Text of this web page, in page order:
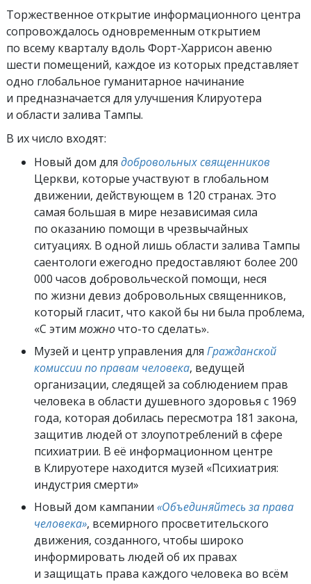
Торжественное открытие информационного центра
сопровождалось одновременным открытием
по всему кварталу вдоль Форт-Харрисон авеню
шести помещений, каждое из которых представляет
одно глобальное гуманитарное начинание
и предназначается для улучшения Клируотера
и области залива Тампы.
В их число входят:
Новый дом для добровольных священников
Церкви, которые участвуют в глобальном
движении, действующем в 120 странах. Это
самая большая в мире независимая сила
по оказанию помощи в чрезвычайных
ситуациях. В одной лишь области залива Тампы
саентологи ежегодно предоставляют более 200
000 часов добровольческой помощи, неся
по жизни девиз добровольных священников,
который гласит, что какой бы ни была проблема,
«С этим можночто-то сделать».
Музей и центр управления для Гражданской
комиссии по правам человека, ведущей
организации, следящей за соблюдением прав
человека в области душевного здоровья с 1969
года, которая добилась пересмотра 181 закона,
защитив людей от злоупотреблений в сфере
психиатрии. В её информационном центре
в Клируотере находится музей «Психиатрия:
индустрия смерти»
Новый дом кампании «Объединяйтесь за права
человека», всемирного просветительского
движения, созданного, чтобы широко
информировать людей об их правах
и защищать права каждого человека во всём